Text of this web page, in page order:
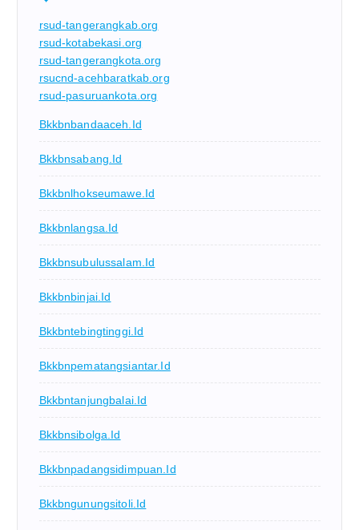
rsud-tangerangkab.org
rsud-kotabekasi.org
rsud-tangerangkota.org
rsucnd-acehbaratkab.org
rsud-pasuruankota.org
Bkkbnbandaaceh.id
Bkkbnsabang.id
Bkkbnlhokseumawe.id
Bkkbnlangsa.id
Bkkbnsubulussalam.id
Bkkbnbinjai.id
Bkkbntebingtinggi.id
Bkkbnpematangsiantar.id
Bkkbntanjungbalai.id
Bkkbnsibolga.id
Bkkbnpadangsidimpuan.id
Bkkbngunungsitoli.id